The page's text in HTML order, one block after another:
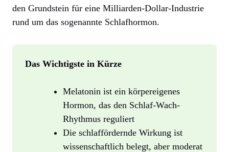
den Grundstein für eine Milliarden-Dollar-Industrie
rund um das sogenannte Schlafhormon.
Das Wichtigste in Kürze
Melatonin ist ein körpereigenes
Hormon, das den Schlaf-Wach-
Rhythmus reguliert
Die schlaffördernde Wirkung ist
wissenschaftlich belegt, aber moderat